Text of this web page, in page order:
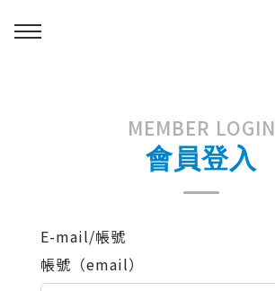
MEMBER LOGIN
會員登入
E-mail/帳號
帳號（email）